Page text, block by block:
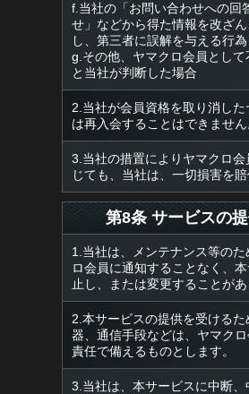
f.当社の「お問い合わせへの回
せ」などから得た情報を改ざ
し、第三者に誤解を与える行為
g.その他、ヤマクロ会員として
と当社が判断した場合
2.当社が会員資格を取り消した
は再入会することはできません
3.当社の措置によりヤマクロ会
じても、当社は、一切損害を賠
第8条 サービスの
1.当社は、メンテナンス等のた
ロ会員に通知することなく、
止し、または変更することがあ
2.本サービスの提供を受ける
器、通信手段などは、ヤマク
責任で備えるものとします。
3.当社は、本サービスに中断